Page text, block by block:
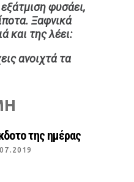
φυσάει,
Ξαφνικά
και της λέει:
ανοιχτά τα
της ημέρας